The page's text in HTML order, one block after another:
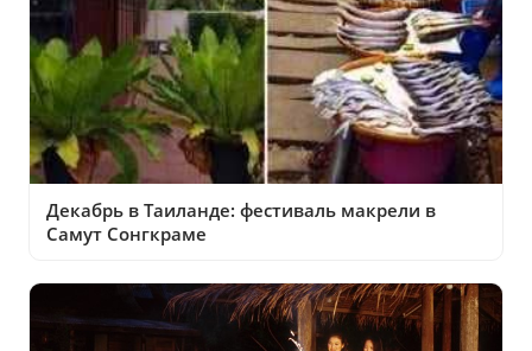
Декабрь в Таиланде: фестиваль макрели в
Самут Сонгкраме